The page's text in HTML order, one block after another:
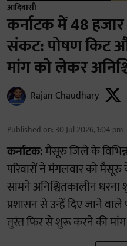
आदिवासी
कर्नाटक में 48 हजार
संकट: पोषण किट
मांग को लेकर
Rajan Chaudhary
Published on: 30 Jul 2026, 1:04 pm
कर्नाटक:मैसूरु जिले के
परिवारों ने मंगलवार को
सामने अनिश्चितकालीन
प्रशासन से उन्हें दिए जाने
तुरंत फिर से शुरू करने की